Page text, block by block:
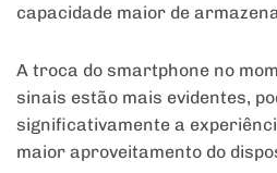
capacidade maior de
A troca do smartphone no
sinais estão mais evidentes,
significativamente a
maior aproveitamento do